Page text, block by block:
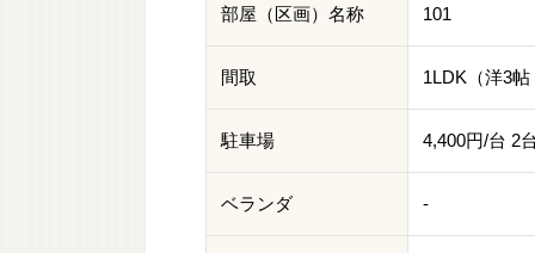
部屋（区画）名称 101
間取 1LDK（洋3
駐車場 4,400円/台 2
ベランダ -